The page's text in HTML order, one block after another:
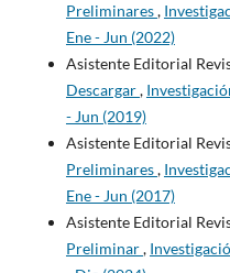
Preliminares,
Ene - Jun (2022)
Asistente Editorial
Descargar,
- Jun (2019)
Asistente Editorial
Preliminares,
Ene - Jun (2017)
Asistente Editorial
Preliminar,